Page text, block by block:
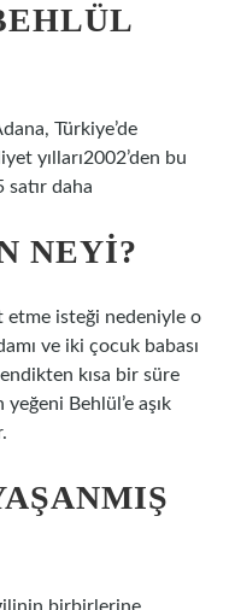
Türkiye’de
yılları2002’den bu
satır daha
NEYI?
etme isteği nedeniyle o
ve iki çocuk babası
kısa bir süre
Behlül’e aşık